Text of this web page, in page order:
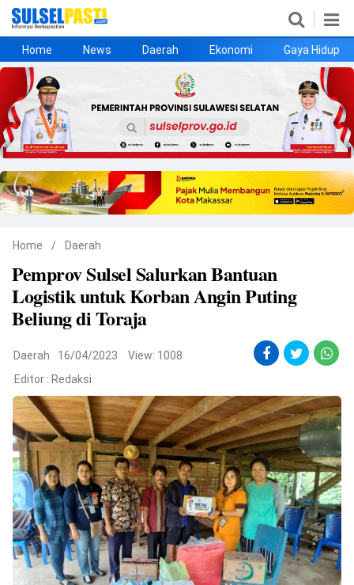
Home
News
Daerah
Ekonomi
Gaya Hidup
Kesehatan
Metro
Nasional
Hukrim
Olahraga
Politik
UMKM
Opini
©
Copyright
2026
Sulselpasti.com
.
Reserved
Home News Daerah Ekonomi Gaya Hidup
Home / Daerah
Pemprov Sulsel Salurkan Bantuan
Logistik untuk Korban Angin Puting
Beliung di Toraja
Daerah 16/04/2023
View: 1008
Editor : Redaksi